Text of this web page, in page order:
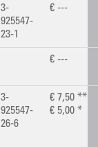
3-
925547-
23-1
€ ---
€ ---
3-
925547-
26-6
€ 7,50 **
€ 5,00 *